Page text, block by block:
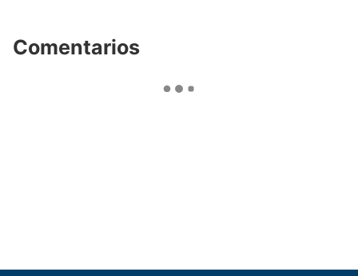
Comentarios